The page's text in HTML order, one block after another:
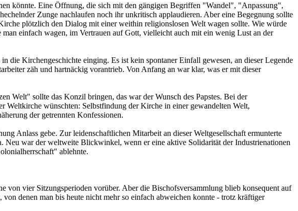
könnte. Eine Öffnung, die sich mit den gängigen Begriffen "Wandel", "Anpassung",
Zunge nachlaufen noch ihr unkritisch applaudieren. Aber eine Begegnung sollte
plötzlich den Dialog mit einer weithin religionslosen Welt wagen sollte. Wie würde
einfach wagen, im Vertrauen auf Gott, vielleicht auch mit ein wenig Lust an der
Kirchengeschichte einging. Es ist kein spontaner Einfall gewesen, an dieser Legende
zäh und hartnäckig vorantrieb. Von Anfang an war klar, was er mit dieser
Welt" sollte das Konzil bringen, das war der Wunsch des Papstes. Bei der
Weltkirche wünschten: Selbstfindung der Kirche in einer gewandelten Welt,
der getrennten Konfessionen.
Anlass gebe. Zur leidenschaftlichen Mitarbeit an dieser Weltgesellschaft ermunterte
Neu war der weltweite Blickwinkel, wenn er eine aktive Solidarität der Industrienationen
ablehnte.
von vier Sitzungsperioden vorüber. Aber die Bischofsversammlung blieb konsequent auf
denen man bis heute nicht mehr so einfach abweichen konnte - trotz kräftiger